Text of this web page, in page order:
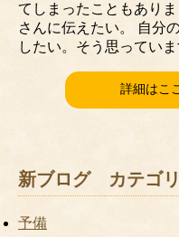
てしまったこともあり
さんに伝えたい。 自分
したい。そう思っていま
詳細はこ
新ブログ カテゴ
予備